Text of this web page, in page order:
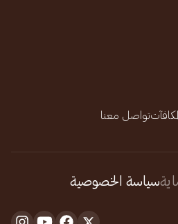
تواصل معنا
سياسة الخصوصية